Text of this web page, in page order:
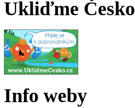
Ukliďme Česko
Info weby